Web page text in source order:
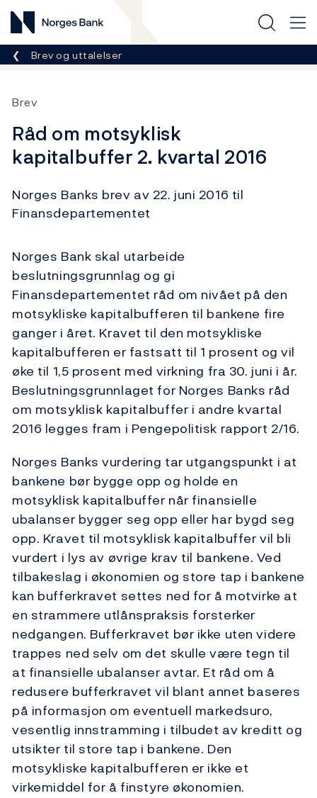
Norges Bank
Her er du nå:
Brev og uttalelser
Brev
Råd om motsyklisk
kapitalbuffer 2. kvartal 2016
Norges Banks brev av 22. juni 2016 til
Finansdepartementet
Norges Bank skal utarbeide
beslutningsgrunnlag og gi
Finansdepartementet råd om nivået på den
motsykliske kapitalbufferen til bankene fire
ganger i året. Kravet til den motsykliske
kapitalbufferen er fastsatt til 1 prosent og vil
øke til 1,5 prosent med virkning fra 30. juni i år.
Beslutningsgrunnlaget for Norges Banks råd
om motsyklisk kapitalbuffer i andre kvartal
2016 legges fram i Pengepolitisk rapport 2/16.
Norges Banks vurdering tar utgangspunkt i at
bankene bør bygge opp og holde en
motsyklisk kapitalbuffer når finansielle
ubalanser bygger seg opp eller har bygd seg
opp. Kravet til motsyklisk kapitalbuffer vil bli
vurdert i lys av øvrige krav til bankene. Ved
tilbakeslag i økonomien og store tap i bankene
kan bufferkravet settes ned for å motvirke at
en strammere utlånspraksis forsterker
nedgangen. Bufferkravet bør ikke uten videre
trappes ned selv om det skulle være tegn til
at finansielle ubalanser avtar. Et råd om å
redusere bufferkravet vil blant annet baseres
på informasjon om eventuell markedsuro,
vesentlig innstramming i tilbudet av kreditt og
utsikter til store tap i bankene. Den
motsykliske kapitalbufferen er ikke et
virkemiddel for å finstyre økonomien.